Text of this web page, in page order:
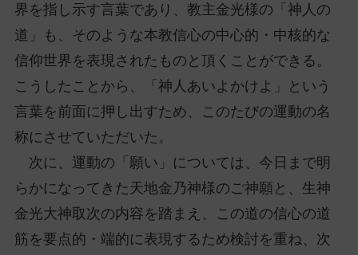
界を指し示す言葉であり、教主金光様の「神人の
道」も、そのような本教信心の中心的・中核的な
信仰世界を表現されたものと頂くことができる。
こうしたことから、「神人あいよかけよ」という
言葉を前面に押し出すため、このたびの運動の名
称にさせていただいた。
次に、運動の「願い」については、今日まで明
らかになってきた天地金乃神様のご神願と、生神
金光大神取次の内容を踏まえ、この道の信心の道
筋を要点的・端的に表現するため検討を重ね、次